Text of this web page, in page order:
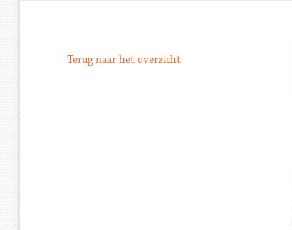
Terug naar het overzicht